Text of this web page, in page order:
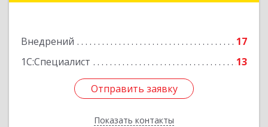
Внедрений
17
1С:Специалист
13
Отправить заявку
Показать контакты
Подробнее
Отправить заявку
Назад